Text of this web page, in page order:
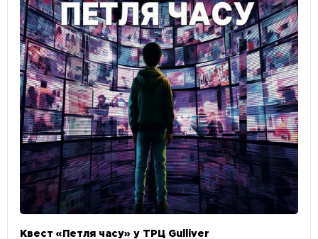
Квест «Петля часу» у ТРЦ Gulliver